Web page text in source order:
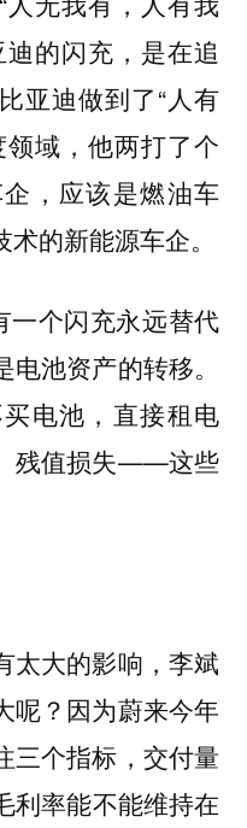
的闪充，是在追
亚迪做到了“人有
域，他两打了个
，应该是燃油车
的新能源车企。
一个闪充永远替代
池资产的转移。
电池，直接租电
残值损失——这些
太大的影响，李斌
呢？因为蔚来今年
三个指标，交付量
利率能不能维持在